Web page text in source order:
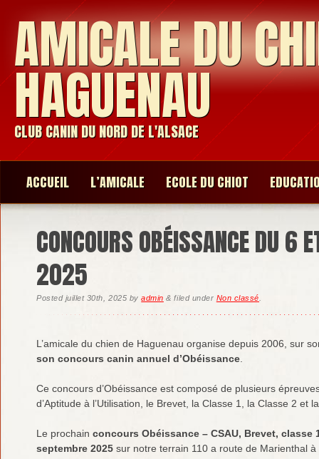
AMICALE DU
HAGUENAU
CLUB CANIN DU NORD DE L'ALSACE
ACCUEIL L’AMICALE ECOLE DU CHIOT
CONCOURS OBÉISSANCE DU 6
2025
Posted juillet 30th, 2025 byadmin & filed under Non classé
L’amicale du chien de Haguenau organise depuis 2006, sur
son concours canin annuel d’Obéissance
Ce concours d’Obéissance est composé de plusieurs
d’Aptitude à l’Utilisation, le Brevet, la Classe 1, la Classe 2 et
Le prochain concours Obéissance – CSAU, Brevet, classe
septembre 2025 sur notre terrain 110 a route de Marienthal à